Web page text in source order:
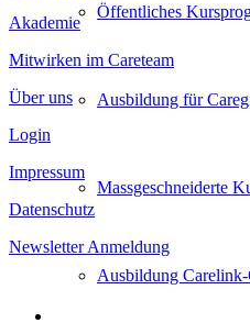
Öffentliches
Ausbildung für
Massgeschneiderte
Ausbildung Carelink-
Akademie
Mitwirken im Careteam
Über uns
Login
Impressum
Datenschutz
Newsletter Anmeldung